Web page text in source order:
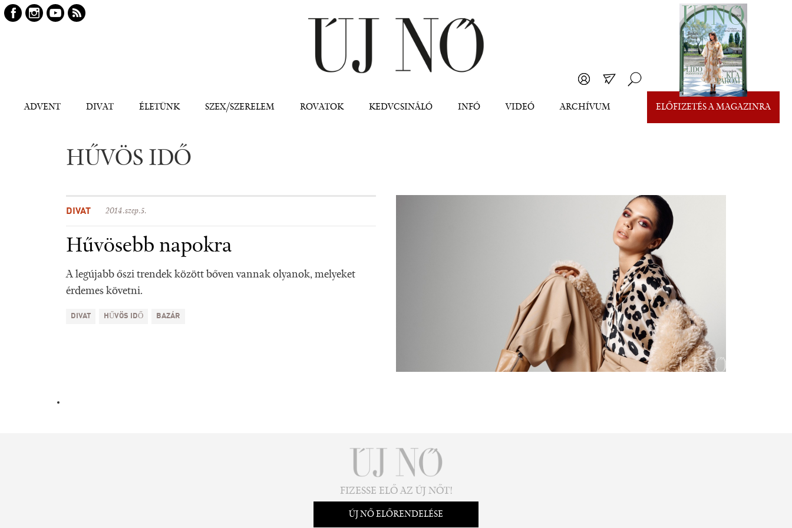
ADVENT DIVAT ÉLETÜNK SZEX/SZERELEM ROVATOK KEDVCSINÁLÓ INFÓ VIDEÓ ARCHÍVUM ELŐFIZETÉS A MAGAZINRA
HŰVÖS IDŐ
DIVAT 2014.szep.5.
Hűvösebb napokra
A legújabb őszi trendek között bőven vannak olyanok, melyeket
érdemes követni.
DIVAT HŰVÖS IDŐ BAZÁR
FIZESSE ELŐ AZ ÚJ NŐT!
ÚJ NŐ ELŐRENDELÉSE